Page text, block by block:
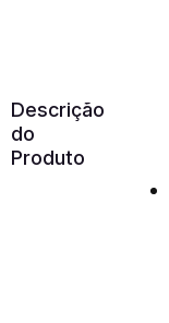
Descrição
do
Produto